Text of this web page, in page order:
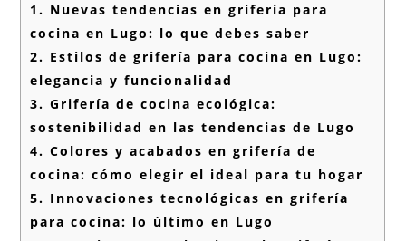
1. Nuevas tendencias en grifería para
cocina en Lugo: lo que debes saber
2. Estilos de grifería para cocina en Lugo:
elegancia y funcionalidad
3. Grifería de cocina ecológica:
sostenibilidad en las tendencias de Lugo
4. Colores y acabados en grifería de
cocina: cómo elegir el ideal para tu hogar
5. Innovaciones tecnológicas en grifería
para cocina: lo último en Lugo